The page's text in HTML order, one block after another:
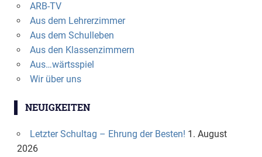
ARB-TV
Aus dem Lehrerzimmer
Aus dem Schulleben
Aus den Klassenzimmern
Aus…wärtsspiel
Wir über uns
NEUIGKEITEN
Letzter Schultag – Ehrung der Besten! 1. August
2026